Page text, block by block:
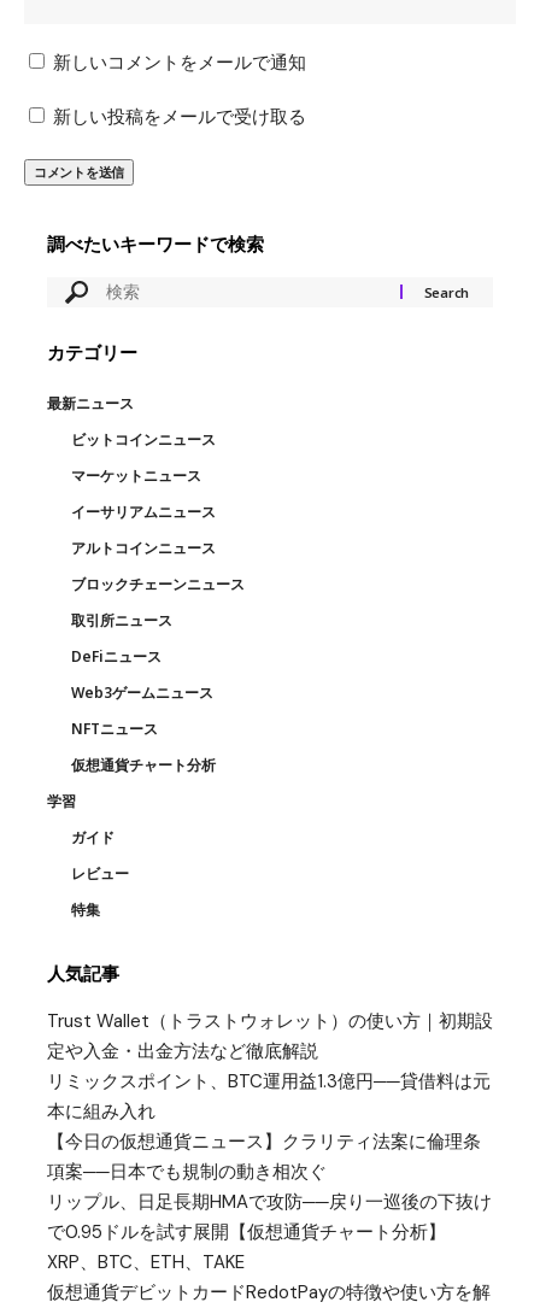
新しいコメントをメールで通知
新しい投稿をメールで受け取る
調べたいキーワードで検索
カテゴリー
最新ニュース
ビットコインニュース
マーケットニュース
イーサリアムニュース
アルトコインニュース
ブロックチェーンニュース
取引所ニュース
DeFiニュース
Web3ゲームニュース
NFTニュース
仮想通貨チャート分析
学習
ガイド
レビュー
特集
人気記事
Trust Wallet（トラストウォレット）の使い方｜初期設
定や入金・出金方法など徹底解説
リミックスポイント、BTC運用益1.3億円──貸借料は元
本に組み入れ
【今日の仮想通貨ニュース】クラリティ法案に倫理条
項案──日本でも規制の動き相次ぐ
リップル、日足長期HMAで攻防──戻り一巡後の下抜け
で0.95ドルを試す展開【仮想通貨チャート分析】
XRP、BTC、ETH、TAKE
仮想通貨デビットカードRedotPayの特徴や使い方を解